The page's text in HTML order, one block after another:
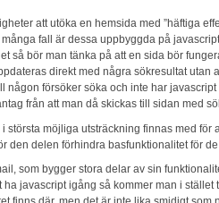
att utöka en hemsida med ”häftiga
många fall är dessa uppbyggda på
så bör man tänka på att en sida bör
direkt med några sökresultat utan
någon försöker söka och inte har
från att man då skickas till sidan med
största möjliga utsträckning finnas med för
den delen förhindra basfunktionalitet för
som bygger stora delar av sin
ha javascript igång så kommer man i